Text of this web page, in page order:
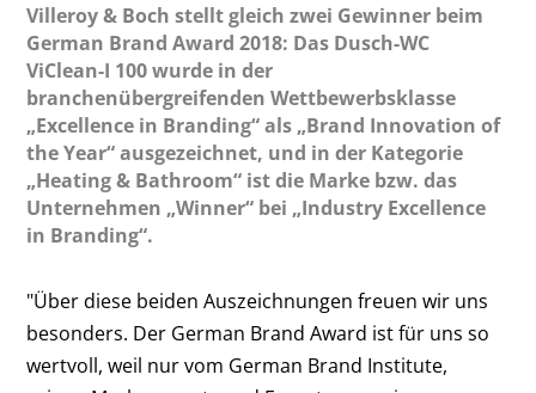
Villeroy & Boch stellt gleich zwei Gewinner beim
German Brand Award 2018: Das Dusch-WC
ViClean-I 100 wurde in der
branchenübergreifenden Wettbewerbsklasse
„Excellence in Branding“ als „Brand Innovation of
the Year“ ausgezeichnet, und in der Kategorie
„Heating & Bathroom“ ist die Marke bzw. das
Unternehmen „Winner“ bei „Industry Excellence
in Branding“.
"Über diese beiden Auszeichnungen freuen wir uns
besonders. Der German Brand Award ist für uns so
wertvoll, weil nur vom German Brand Institute,